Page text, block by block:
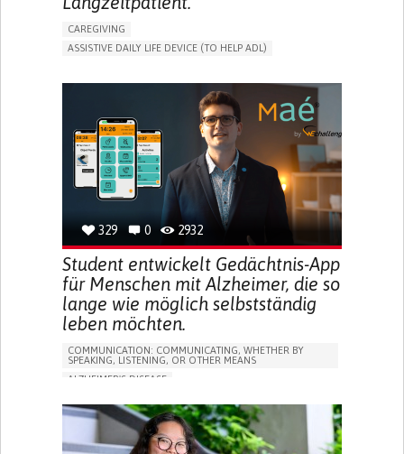
CAREGIVING
ASSISTIVE DAILY LIFE DEVICE (TO HELP ADL)
MAINTAINING BALANCE AND MOBILITY
PREVENTING (VACCINATION, PROTECTION, FALLS,
GENERAL AND FAMILY MEDICINE
CAREGIVER SUPPORT
UNITED STATES
329 0 2932
Student entwickelt Gedächtnis-App
für Menschen mit Alzheimer, die so
lange wie möglich selbstständig
leben möchten.
COMMUNICATION: COMMUNICATING, WHETHER BY
SPEAKING, LISTENING, OR OTHER MEANS
ALZHEIMER'S DISEASE
MEMORY LOSS
PROMOTING SELF-MANAGEMENT
MANAGING NEUROLOGICAL DISORDERS